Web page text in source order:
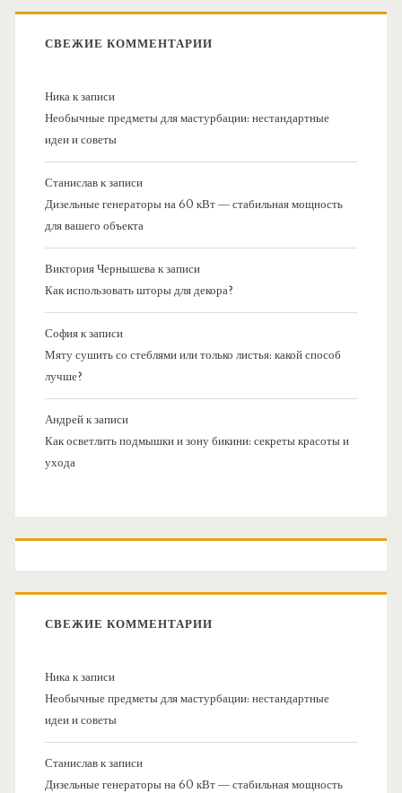
СВЕЖИЕ КОММЕНТАРИИ
Никак записи
Необычные предметы для мастурбации: нестандартные
идеи и советы
Станиславк записи
Дизельные генераторы на 60 кВт — стабильная мощность
для вашего объекта
Виктория Чернышевак записи
Как использовать шторы для декора?
Софияк записи
Мяту сушить со стеблями или только листья: какой способ
лучше?
Андрейк записи
Как осветлить подмышки и зону бикини: секреты красоты и
ухода
СВЕЖИЕ КОММЕНТАРИИ
Никак записи
Необычные предметы для мастурбации: нестандартные
идеи и советы
Станиславк записи
Дизельные генераторы на 60 кВт — стабильная мощность